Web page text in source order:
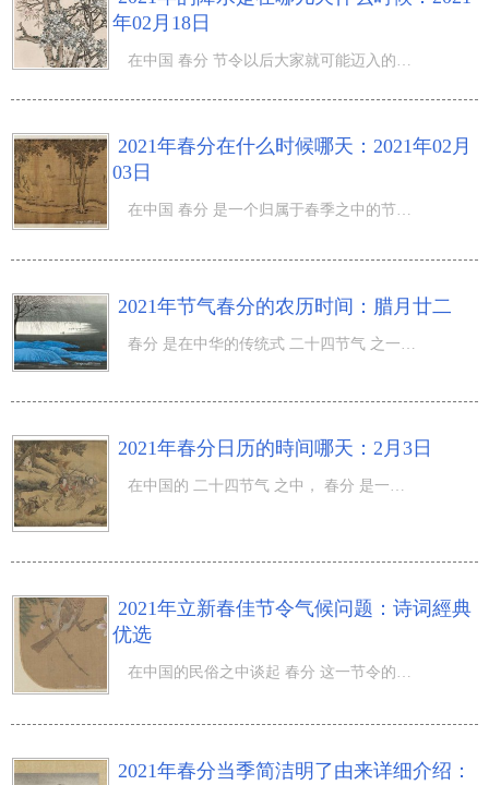
年02月18日
2021年春分在什么时候哪天：2021年02月
03日
在中国 春分 是一个归属于春季之中的节令，在春分来临的情况下气温也拥有一些转变，那麼2021年春分在什么时
2021年节气春分的农历时间：腊月廿二
春分 是在中华的传统式 二十四节气 之一，在春分的情况下大家也会去掌握一些节令的有关专业知识，那麼2021
2021年春分日历的時间哪天：2月3日
2021年立新春佳节令气候问题：诗词經典
优选
2021年春分当季简洁明了由来详细介绍：